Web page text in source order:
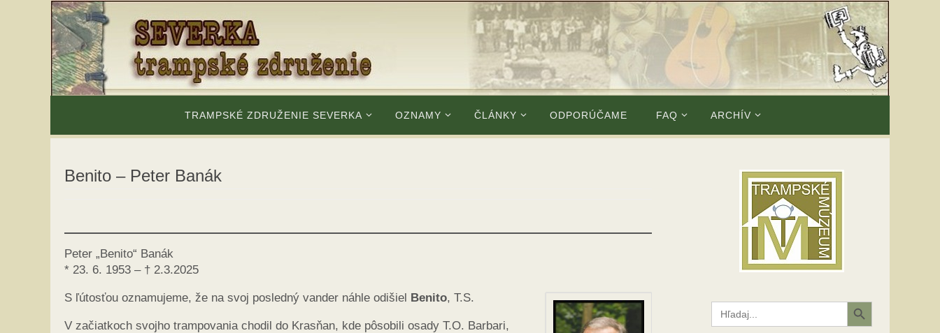
TRAMPSKÉ ZDRUŽENIE SEVERKA OZNAMY ČLÁNKY ODPORÚČAME FAQ ARCHÍV
Benito – Peter Banák
Peter „Benito“ Banák
* 23. 6. 1953 – † 2.3.2025
S ľútosťou oznamujeme, že na svoj posledný vander náhle odišiel Benito, T.S.
V začiatkoch svojho trampovania chodil do Krasňan, kde pôsobili osady T.O. Barbari,
Search
for:
Search Button